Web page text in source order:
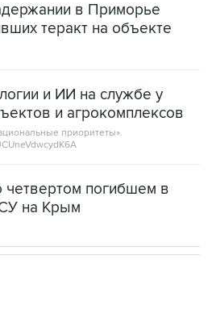
в Приморье
теракт на объекте
и ИИ на службе у
и агрокомплексов
приоритеты».
погибшем в
на Крым